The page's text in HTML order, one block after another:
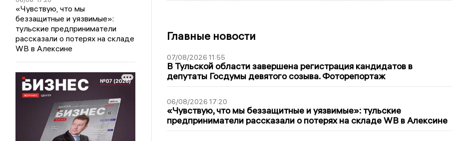
«Чувствую, что мы
беззащитные и уязвимые»:
тульские предприниматели
рассказали о потерях на складе
WB в Алексине
Главные новости
07/08/2026 11:55
В Тульской области завершена регистрация кандидатов в
депутаты Госдумы девятого созыва. Фоторепортаж
06/08/2026 17:20
«Чувствую, что мы беззащитные и уязвимые»: тульские
предприниматели рассказали о потерях на складе WB в Алексине